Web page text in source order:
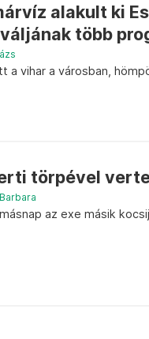
alakult ki
több
a vihar a városban,
törpével
az exe másik